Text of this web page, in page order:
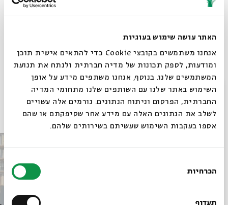
האתר עושה שימוש בעוגיות
אנחנו משתמשים בקובצי Cookie כדי להתאים אישית תוכן
ומודעות, לספק תכונות של מדיה חברתית ולנתח את תנועת
המשתמשים שלנו. בנוסף, אנחנו משתפים מידע על אופן
השימוש באתר שלנו עם השותפים שלנו מתחומי המדיה
החברתית, הפרסום וניתוח הנתונים. גורמים אלה עשויים
לשלב את הנתונים האלה עם מידע אחר שסיפקתם או שהם
אספו בעקבות השימוש שעשיתם בשירותים שלהם.
הסכמה
הכרחיות
תעדוף
נביא קנאי ומבשר הגאולה
חג פסח
פרקים נוספים בסדרה
סגור